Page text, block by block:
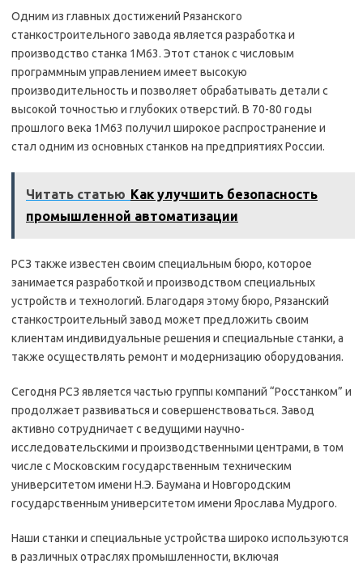
Одним из главных достижений Рязанского
станкостроительного завода является разработка и
производство станка 1М63. Этот станок с числовым
программным управлением имеет высокую
производительность и позволяет обрабатывать детали с
высокой точностью и глубоких отверстий. В 70-80 годы
прошлого века 1М63 получил широкое распространение и
стал одним из основных станков на предприятиях России.
Читать статью Как улучшить безопасность
промышленной автоматизации
РСЗ также известен своим специальным бюро, которое
занимается разработкой и производством специальных
устройств и технологий. Благодаря этому бюро, Рязанский
станкостроительный завод может предложить своим
клиентам индивидуальные решения и специальные станки, а
также осуществлять ремонт и модернизацию оборудования.
Сегодня РСЗ является частью группы компаний “Росстанком” и
продолжает развиваться и совершенствоваться. Завод
активно сотрудничает с ведущими научно-
исследовательскими и производственными центрами, в том
числе с Московским государственным техническим
университетом имени Н.Э. Баумана и Новгородским
государственным университетом имени Ярослава Мудрого.
Наши станки и специальные устройства широко используются
в различных отраслях промышленности, включая